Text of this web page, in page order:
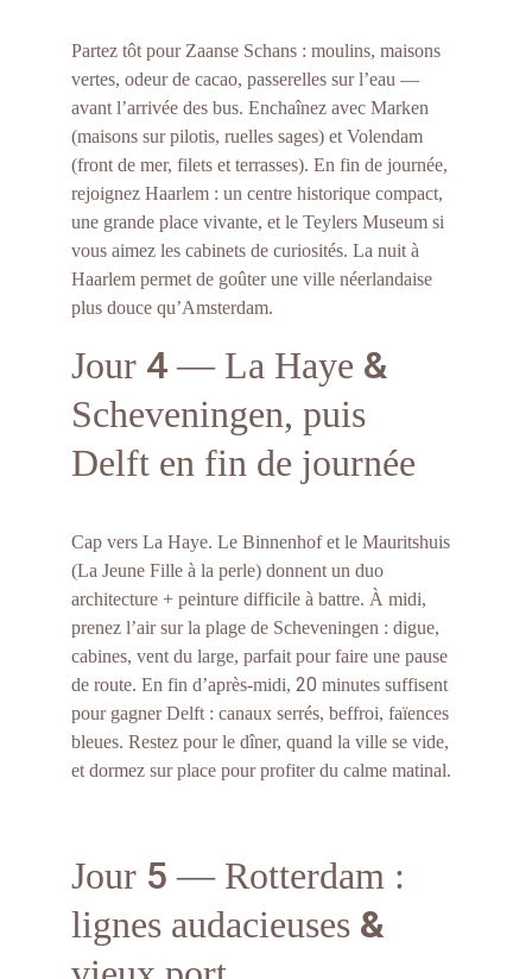
Partez tôt pour Zaanse Schans : moulins, maisons
vertes, odeur de cacao, passerelles sur l’eau —
avant l’arrivée des bus. Enchaînez avec Marken
(maisons sur pilotis, ruelles sages) et Volendam
(front de mer, filets et terrasses). En fin de journée,
rejoignez Haarlem : un centre historique compact,
une grande place vivante, et le Teylers Museum si
vous aimez les cabinets de curiosités. La nuit à
Haarlem permet de goûter une ville néerlandaise
plus douce qu’Amsterdam.
Jour 4 — La Haye &
Scheveningen, puis
Delft en fin de journée
Cap vers La Haye. Le Binnenhof et le Mauritshuis
(La Jeune Fille à la perle) donnent un duo
architecture + peinture difficile à battre. À midi,
prenez l’air sur la plage de Scheveningen : digue,
cabines, vent du large, parfait pour faire une pause
de route. En fin d’après-midi, 20 minutes suffisent
pour gagner Delft : canaux serrés, beffroi, faïences
bleues. Restez pour le dîner, quand la ville se vide,
et dormez sur place pour profiter du calme matinal.
Jour 5 — Rotterdam :
lignes audacieuses &